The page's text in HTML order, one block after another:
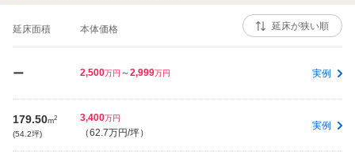
延床面積 本体価格
ー 2,500万円 ～2,999万円 実例
179.50m2
(54.2坪)
3,400万円
（62.7万円/坪）
実例